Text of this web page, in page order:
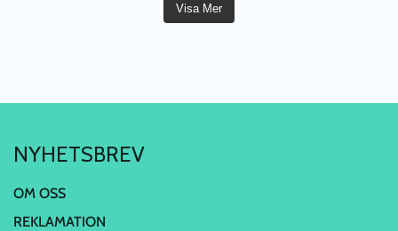
Visa Mer
NYHETSBREV
OM OSS
REKLAMATION